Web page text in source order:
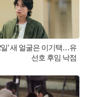
일’ 새 얼굴은 이기택…유
선호 후임 낙점